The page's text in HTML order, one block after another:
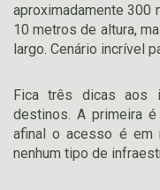
aproximadamente 300
10 metros de altura,
largo. Cenário incrível
Fica três dicas aos
destinos. A primeira
afinal o acesso é em
nenhum tipo de